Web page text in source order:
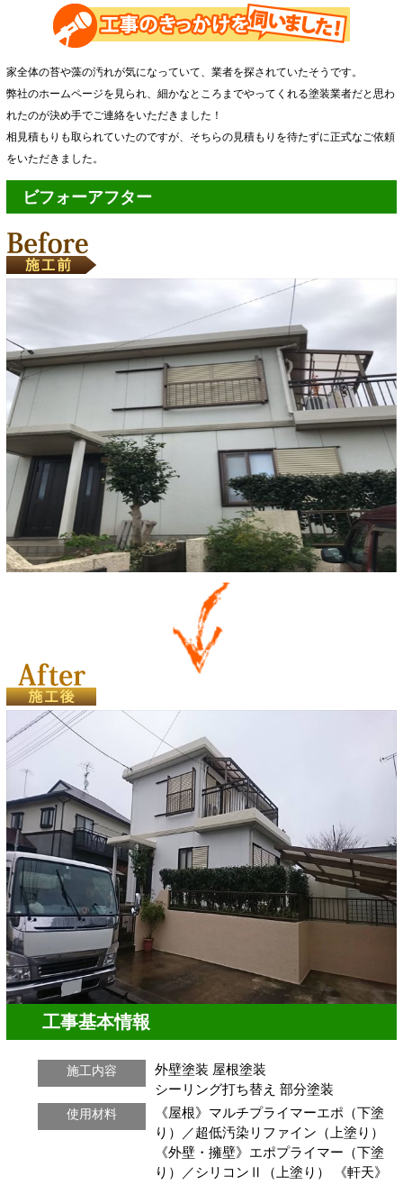
家全体の苔や藻の汚れが気になっていて、業者を探されていたそうです。
弊社のホームページを見られ、細かなところまでやってくれる塗装業者だと思わ
れたのが決め手でご連絡をいただきました！
相見積もりも取られていたのですが、そちらの見積もりを待たずに正式なご依頼
をいただきました。
ビフォーアフター
工事基本情報
施工内容 外壁塗装 屋根塗装
シーリング打ち替え 部分塗装
使用材料
《屋根》マルチプライマーエポ（下塗
り）／超低汚染リファイン（上塗り）
《外壁・擁壁》エポプライマー（下塗
り）／シリコンⅡ（上塗り） 《軒天》